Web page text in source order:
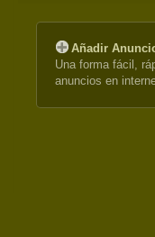
Añadir
Una forma fácil,
anuncios en